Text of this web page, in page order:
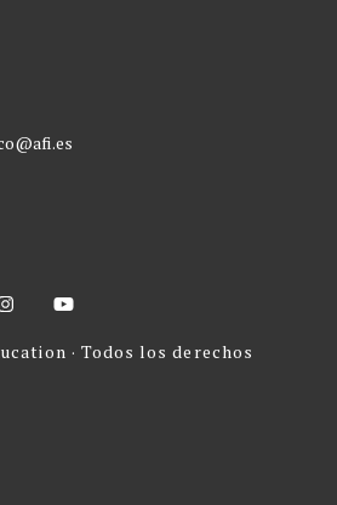
· Todos los derechos